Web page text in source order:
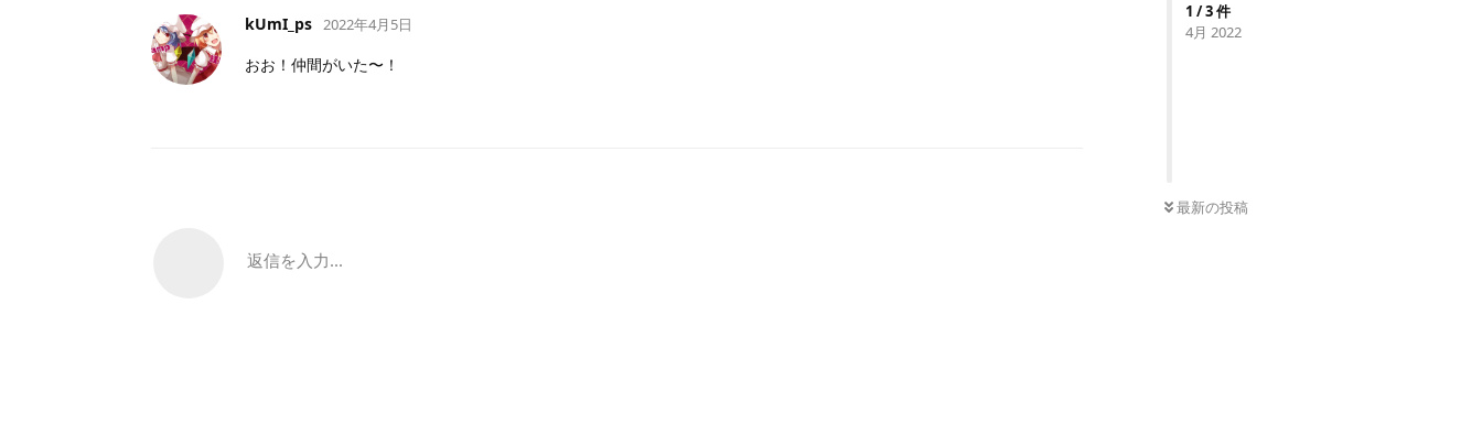
1 /3件
4月 2022
最新の投稿
kUmI_ps 2022年4月5日
おお！仲間がいた〜！
返信を入力...